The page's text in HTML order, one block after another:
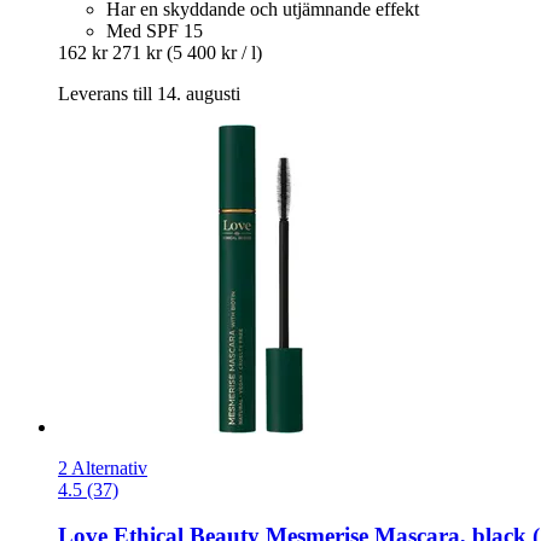
Har en skyddande och utjämnande effekt
Med SPF 15
162 kr 271 kr (5 400 kr / l)
Leverans till 14. augusti
2 Alternativ
4.5 (37)